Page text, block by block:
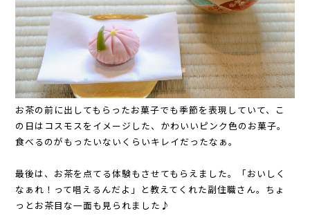
お茶の前に出してもらったお菓子でも季節を表現していて、こ
の日はコスモスをイメージした、かわいいピンク色のお菓子。
食べるのがもったいないくらいキレイだったなぁ。
最後は、お茶を点てる体験もさせてもらえました。「おいしく
なぁれ！って唱えるんだよ」と教えてくれた副住職さん。ちょ
っとお茶目な一面も見られました♪